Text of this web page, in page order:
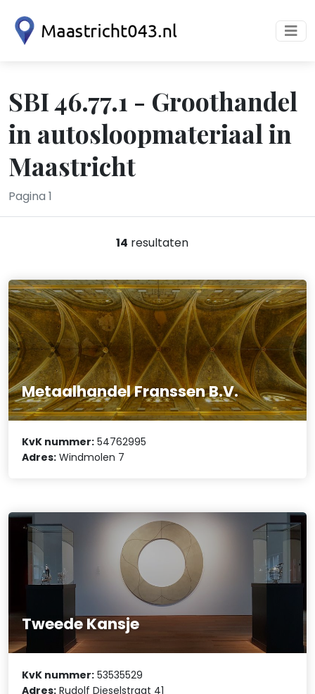
SBI 46.77.1 - Groothandel
in autosloopmateriaal in
Maastricht
Pagina 1
14 resultaten
Metaalhandel Franssen B.V.
KvK nummer: 54762995
Adres: Windmolen 7
Tweede Kansje
KvK nummer: 53535529
Adres: Rudolf Dieselstraat 41